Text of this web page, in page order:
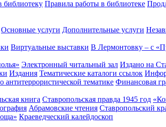
библиотеку Правила работы в библиотеке
Основные услуги Дополнительные услуги
Виртуальные выставки В Лермонтовку – с
Электронный читальный зал Издано на
Издания Тематические каталоги ссылок
антитеррористической тематике Финансовая
книга Ставропольская правда 1945 год
Абрамовские чтения Ставропольский
Краеведческий калейдоскоп